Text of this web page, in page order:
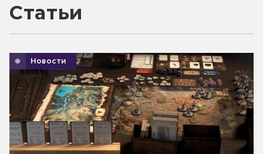
Статьи
Новости